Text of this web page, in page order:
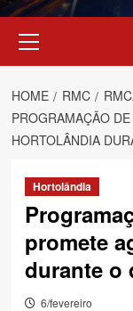
Menu
HOME RMC
PROGRAMAÇÃO
HORTOLÂNDIA
Hortolândia
promete
durante o
6/fevereiro